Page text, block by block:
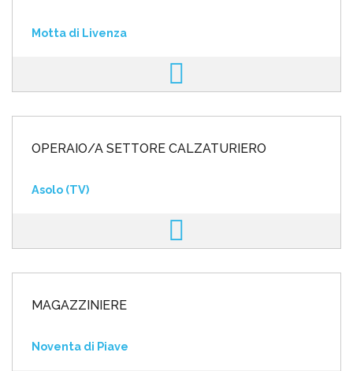
Motta di Livenza
OPERAIO/A SETTORE CALZATURIERO
Asolo (TV)
MAGAZZINIERE
Noventa di Piave